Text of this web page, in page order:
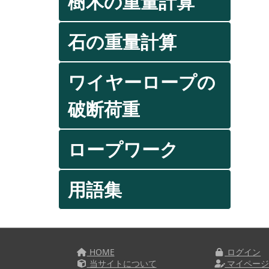
石の重量計算
ワイヤーロープの
破断荷重
ロープワーク
用語集
HOME
当サイトについて
ログイン
マイページ